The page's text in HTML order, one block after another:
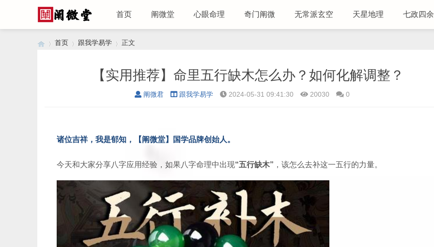
首页 阐微堂 心眼命理 奇门阐微 无常派玄空 天星地理 七政四余
首页 跟我学易学 正文
【实用推荐】命里五行缺木怎么办？如何化解调整？
阐微君 跟我学易学 2024-05-31 09:41:30 20030 0
诸位吉祥，我是郁知，【阐微堂】国学品牌创始人。
今天和大家分享八字应用经验，如果八字命理中出现“五行缺木” ，该怎么去补这一五行的力量。